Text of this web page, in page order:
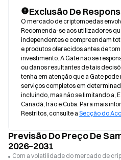
Exclusão De
O mercado de criptomoedas
Recomenda-se aos utilizadores
independentes e compreendam
e produtos oferecidos antes de
investimento. A Gate não se
ou danos resultantes de tais
tenha em atenção que a Gate
serviços completos em
incluindo, mas não se limitando a,
Canadá, Irão e Cuba. Para mais
Restritos, consulte a Secção do
Previsão Do Preço De
2026–2031
Com a volatilidade do mercado de